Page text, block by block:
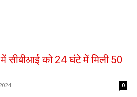
सीबीआई को 24 घंटे में मिली 50
0